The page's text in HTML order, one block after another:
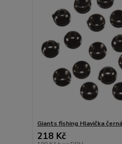
Giants fishing Hlavička
218 Kč